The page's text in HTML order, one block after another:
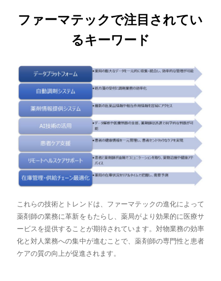
ファーマテックで注目されてい
るキーワード
これらの技術とトレンドは、ファーマテックの進化によって
薬剤師の業務に革新をもたらし、薬局がより効果的に医療サ
ービスを提供することが期待されています。対物業務の効率
化と対人業務への集中が進むことで、薬剤師の専門性と患者
ケアの質の向上が促進されます。